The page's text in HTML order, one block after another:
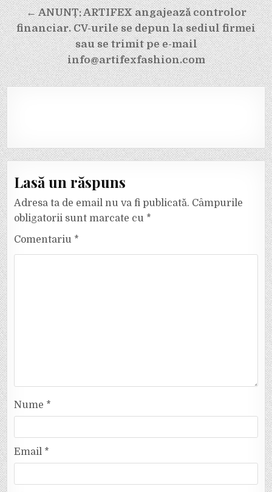
← ANUNȚ: ARTIFEX angajează controlor
financiar. CV-urile se depun la sediul firmei
sau se trimit pe e-mail
info@artifexfashion.com
Lasă un răspuns
Adresa ta de email nu va fi publicată. Câmpurile
obligatorii sunt marcate cu *
Comentariu *
Nume *
Email *